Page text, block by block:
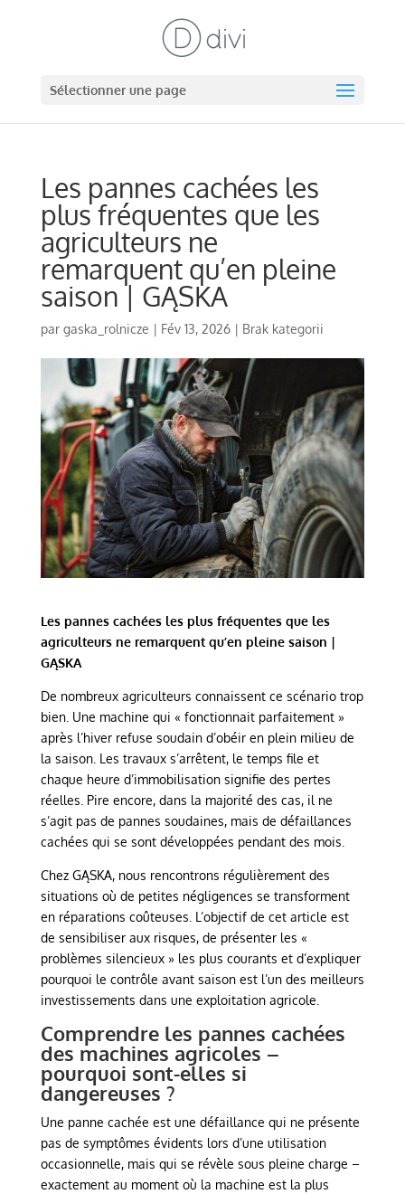
Sélectionner une page
Les pannes cachées les
plus fréquentes que les
agriculteurs ne
remarquent qu’en pleine
saison | GĄSKA
par gaska_rolnicze | Fév 13, 2026| Brak kategorii
Les pannes cachées les plus fréquentes que les
agriculteurs ne remarquent qu’en pleine saison |
GĄSKA
De nombreux agriculteurs connaissent ce scénario trop
bien. Une machine qui « fonctionnait parfaitement »
après l’hiver refuse soudain d’obéir en plein milieu de
la saison. Les travaux s’arrêtent, le temps file et
chaque heure d’immobilisation signifie des pertes
réelles. Pire encore, dans la majorité des cas, il ne
s’agit pas de pannes soudaines, mais de défaillances
cachées qui se sont développées pendant des mois.
Chez GĄSKA, nous rencontrons régulièrement des
situations où de petites négligences se transforment
en réparations coûteuses. L’objectif de cet article est
de sensibiliser aux risques, de présenter les «
problèmes silencieux » les plus courants et d’expliquer
pourquoi le contrôle avant saison est l’un des meilleurs
investissements dans une exploitation agricole.
Comprendre les pannes cachées
des machines agricoles –
pourquoi sont-elles si
dangereuses ?
Une panne cachée est une défaillance qui ne présente
pas de symptômes évidents lors d’une utilisation
occasionnelle, mais qui se révèle sous pleine charge –
exactement au moment où la machine est la plus